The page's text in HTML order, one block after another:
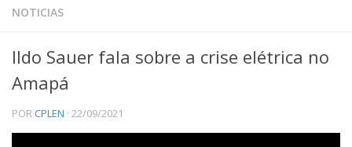
HOME
Institucional
Equipe
Ícones
NOTICIAS
Ildo Sauer fala sobre a crise elétrica no
Amapá
PORCPLEN · 22/09/2021